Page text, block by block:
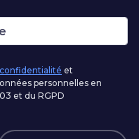
et
personnelles en
et du RGPD